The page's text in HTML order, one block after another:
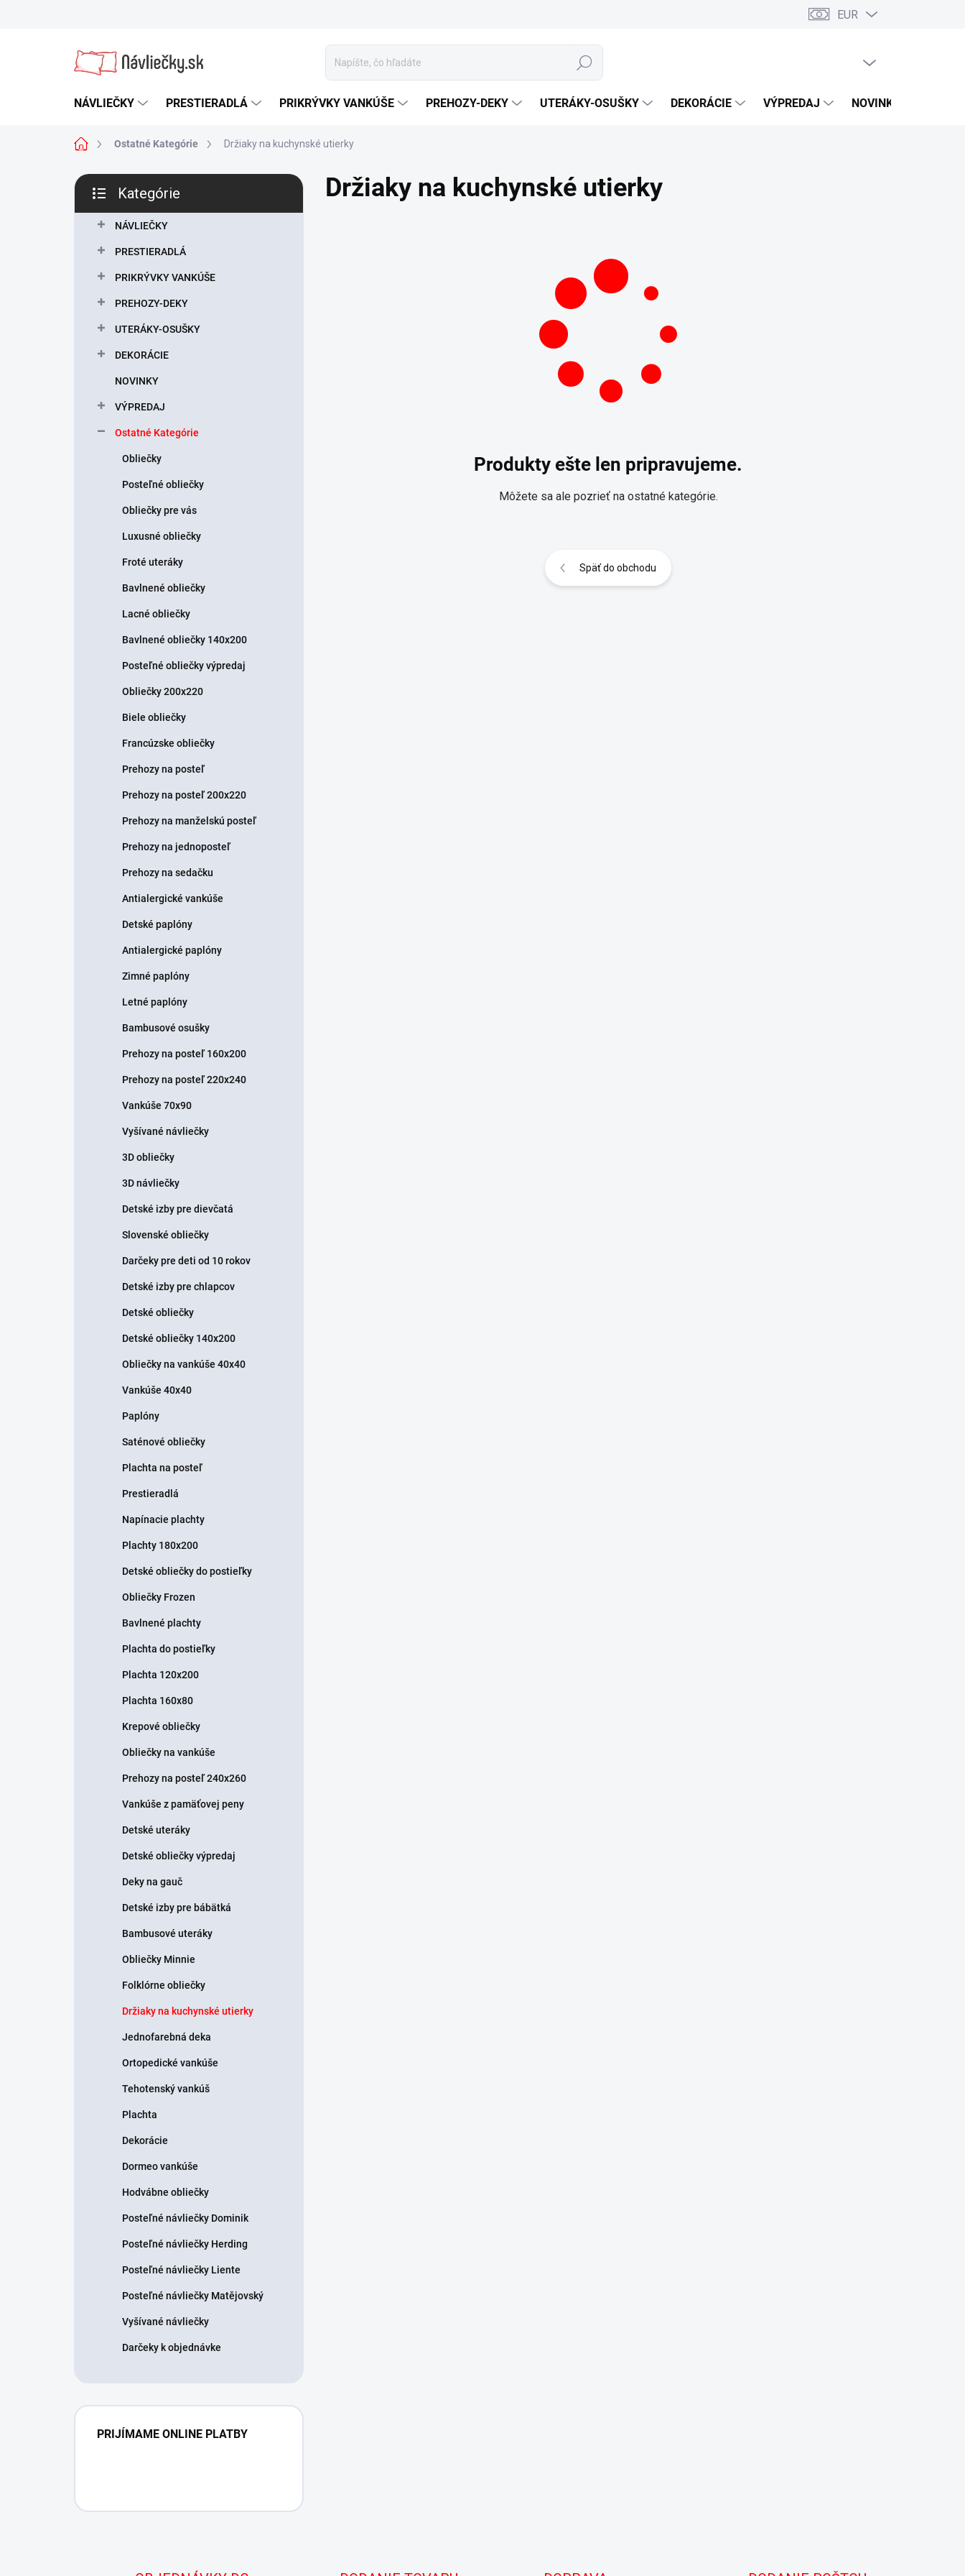
EUR
Hľadať
NÁVLIEČKY PRESTIERADLÁ PRIKRÝVKY VANKÚŠE PREHOZY-DEKY UTERÁKY-OSUŠKY DEKORÁCIE VÝPREDAJ NOVINKY
DomovOstatné Kategórie Držiaky na kuchynské utierky
B
č
kategórie
Kategórie
NÁVLIEČKY
PRESTIERADLÁ
PRIKRÝVKY VANKÚŠE
PREHOZY-DEKY
UTERÁKY-OSUŠKY
DEKORÁCIE
NOVINKY
VÝPREDAJ
Ostatné Kategórie
Obliečky
Posteľné obliečky
Obliečky pre vás
Luxusné obliečky
Froté uteráky
Bavlnené obliečky
Lacné obliečky
Bavlnené obliečky 140x200
Posteľné obliečky výpredaj
Obliečky 200x220
Biele obliečky
Francúzske obliečky
Prehozy na posteľ
Prehozy na posteľ 200x220
Prehozy na manželskú posteľ
Prehozy na jednoposteľ
Prehozy na sedačku
Antialergické vankúše
Detské paplóny
Antialergické paplóny
Zimné paplóny
Letné paplóny
Bambusové osušky
Prehozy na posteľ 160x200
Prehozy na posteľ 220x240
Vankúše 70x90
Vyšívané návliečky
3D obliečky
3D návliečky
Detské izby pre dievčatá
Slovenské obliečky
Darčeky pre deti od 10 rokov
Detské izby pre chlapcov
Detské obliečky
Detské obliečky 140x200
Obliečky na vankúše 40x40
Vankúše 40x40
Paplóny
Saténové obliečky
Plachta na posteľ
Prestieradlá
Napínacie plachty
Plachty 180x200
Detské obliečky do postieľky
Obliečky Frozen
Bavlnené plachty
Plachta do postieľky
Plachta 120x200
Plachta 160x80
Krepové obliečky
Obliečky na vankúše
Prehozy na posteľ 240x260
Vankúše z pamäťovej peny
Detské uteráky
Detské obliečky výpredaj
Deky na gauč
Detské izby pre bábätká
Bambusové uteráky
Obliečky Minnie
Folklórne obliečky
Držiaky na kuchynské utierky
Jednofarebná deka
Ortopedické vankúše
Tehotenský vankúš
Plachta
Dekorácie
Dormeo vankúše
Hodvábne obliečky
Posteľné návliečky Dominik
Posteľné návliečky Herding
Posteľné návliečky Liente
Posteľné návliečky Matějovský
Vyšívané návliečky
Darčeky k objednávke
PRIJÍMAME ONLINE PLATBY
Držiaky na kuchynské utierky
Produkty ešte len pripravujeme.
Môžete sa ale pozrieť na ostatné kategórie.
Späť do obchodu